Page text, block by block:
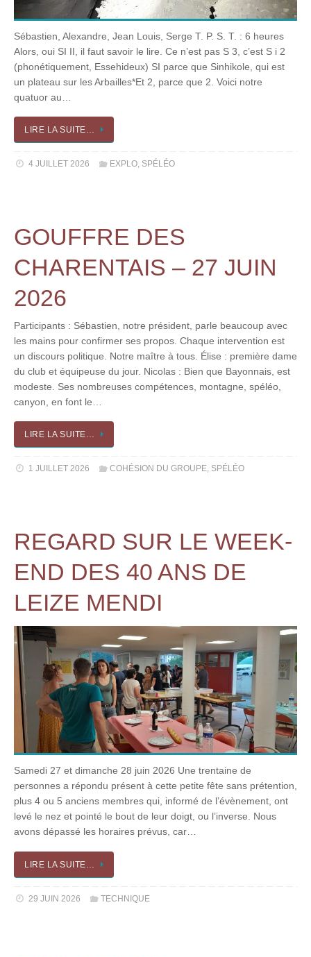
Sébastien, Alexandre, Jean Louis, Serge T. P. S. T. : 6 heures
Alors, oui SI II, il faut savoir le lire. Ce n’est pas S 3, c’est S i 2
(phonétiquement, Essehideux) SI parce que Sinhikole, qui est
un plateau sur les Arbailles*Et 2, parce que 2. Voici notre
quatuor au…
LIRE LA SUITE…
4 JUILLET 2026 EXPLO, SPÉLÉO
GOUFFRE DES
CHARENTAIS – 27 JUIN
2026
Participants : Sébastien, notre président, parle beaucoup avec
les mains pour confirmer ses propos. Chaque intervention est
un discours politique. Notre maître à tous. Élise : première dame
du club et équipeuse du jour. Nicolas : Bien que Bayonnais, est
modeste. Ses nombreuses compétences, montagne, spéléo,
canyon, en font le…
LIRE LA SUITE…
1 JUILLET 2026 COHÉSION DU GROUPE, SPÉLÉO
REGARD SUR LE WEEK-
END DES 40 ANS DE
LEIZE MENDI
Samedi 27 et dimanche 28 juin 2026 Une trentaine de
personnes a répondu présent à cette petite fête sans prétention,
plus 4 ou 5 anciens membres qui, informé de l’évènement, ont
levé le nez et pointé le bout de leur doigt, ou l’inverse. Nous
avons dépassé les horaires prévus, car…
LIRE LA SUITE…
29 JUIN 2026 TECHNIQUE